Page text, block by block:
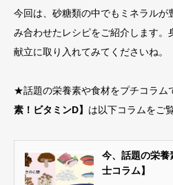
今回は、砂糖類の中でもミネラルが
み合わせたレシピをご紹介します。
献立に取り入れてみてくださいね。
★話題の栄養素や食材をプチコラム
素！ビタミンD】 は以下コラムをご
今、話題の栄養
士コラム】